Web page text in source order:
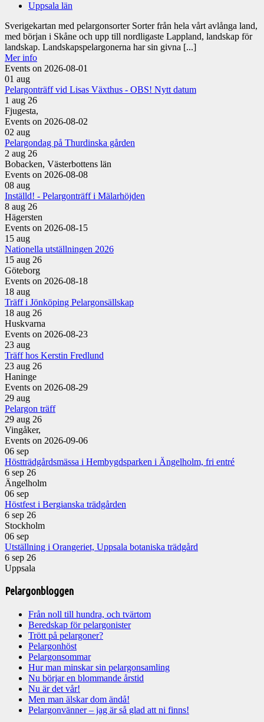
Uppsala län
Sverigekartan med pelargonsorter Sorter från hela vårt avlånga land,
med början i Skåne och upp till nordligaste Lappland, landskap för
landskap. Landskapspelargonerna har sin givna [...]
Mer info
Events on 2026-08-01
01 aug
Pelargonträff vid Lisas Växthus - OBS! Nytt datum
1 aug 26
Fjugesta,
Events on 2026-08-02
02 aug
Pelargondag på Thurdinska gården
2 aug 26
Bobacken, Västerbottens län
Events on 2026-08-08
08 aug
Inställd! - Pelargonträff i Mälarhöjden
8 aug 26
Hägersten
Events on 2026-08-15
15 aug
Nationella utställningen 2026
15 aug 26
Göteborg
Events on 2026-08-18
18 aug
Träff i Jönköping Pelargonsällskap
18 aug 26
Huskvarna
Events on 2026-08-23
23 aug
Träff hos Kerstin Fredlund
23 aug 26
Haninge
Events on 2026-08-29
29 aug
Pelargon träff
29 aug 26
Vingåker,
Events on 2026-09-06
06 sep
Höstträdgårdsmässa i Hembygdsparken i Ängelholm, fri entré
6 sep 26
Ängelholm
06 sep
Höstfest i Bergianska trädgården
6 sep 26
Stockholm
06 sep
Utställning i Orangeriet, Uppsala botaniska trädgård
6 sep 26
Uppsala
Pelargonbloggen
Från noll till hundra, och tvärtom
Beredskap för pelargonister
Trött på pelargoner?
Pelargonhöst
Pelargonsommar
Hur man minskar sin pelargonsamling
Nu börjar en blommande årstid
Nu är det vår!
Men man älskar dom ändå!
Pelargonvänner – jag är så glad att ni finns!